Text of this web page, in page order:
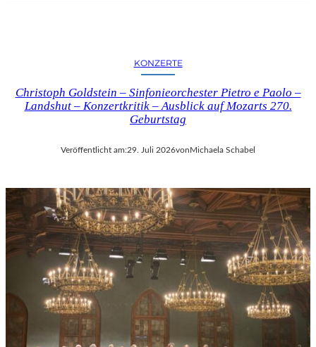
KONZERTE
Christoph Goldstein – Sinfonieorchester Pietro e Paolo –
Landshut – Konzertkritik – Ausblick auf Mozarts 270.
Geburtstag
Veröffentlicht am:29. Juli 2026vonMichaela Schabel